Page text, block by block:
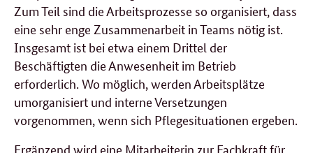
Zum Teil sind die Arbeitsprozesse so organisiert, dass
eine sehr enge Zusammenarbeit in Teams nötig ist.
Insgesamt ist bei etwa einem Drittel der
Beschäftigten die Anwesenheit im Betrieb
erforderlich. Wo möglich, werden Arbeitsplätze
umorganisiert und interne Versetzungen
vorgenommen, wenn sich Pflegesituationen ergeben.
Ergänzend wird eine Mitarbeiterin zur Fachkraft für